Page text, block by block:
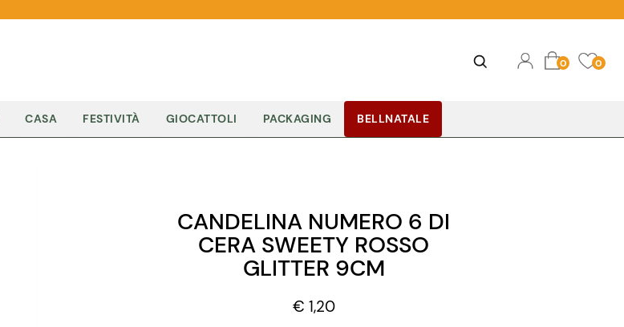
Open
0 0
CASA FESTIVITÀ GIOCATTOLI PACKAGING BELLNATALE
CANDELINA NUMERO 6 DI
CERA SWEETY ROSSO
GLITTER 9CM
€ 1,20